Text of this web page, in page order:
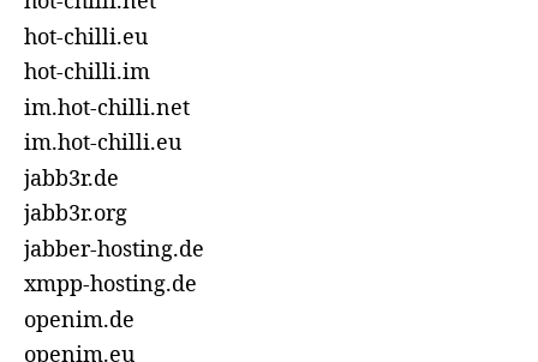
hot-chilli.eu
hot-chilli.im
im.hot-chilli.net
im.hot-chilli.eu
jabb3r.de
jabb3r.org
jabber-hosting.de
xmpp-hosting.de
openim.de
openim.eu